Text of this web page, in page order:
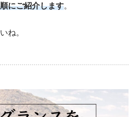
にご紹介します。
ね。